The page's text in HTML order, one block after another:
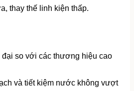
thay thế linh kiện thấp.
đại so với các thương hiệu cao
và tiết kiệm nước không vượt